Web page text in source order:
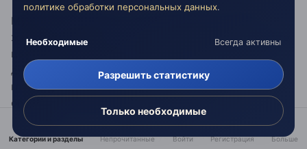
Мурша, вам кажется, что вы выбираете между
жизнью и смертью, на самом же деле вы выбираете
цвет обоев в гостиную. Ранимую, чувствительную
душу, не правильный цвет обоев может конечно
глубоко ранить, но по факту нужно, только, чтобы
обои были наклеены, а они будут наклеены, в любом
случае. даже если вы ничего не выберете.
"Важность", она не существует сама по себе, она
Категории и разделы Непрочитанные Войти Регистрация Больше
политике обработки персональных данных.
Необходимые Всегда активны
Разрешить статистику
Только необходимые